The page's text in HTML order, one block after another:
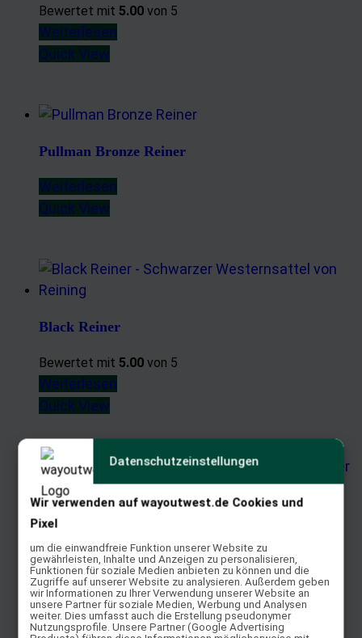
Bewertet mit 5.00 von 5
Weiterlesen
Quick View
Pullman Bronze Reiner
Weiterlesen
Quick View
Black Reiner
Bewertet mit 5.00 von 5
Weiterlesen
Quick View
Flex Fit Vario
Weiterlesen
Quick View
Datenschutzeinstellungen
Wir verwenden auf wayoutwest.de Cookies und
Pixel
um die einwandfreie Funktion unserer Website zu
gewährleisten, Inhalte und Anzeigen zu personalisieren,
Funktionen für soziale Medien anbieten zu können und die
Zugriffe auf unserer Website zu analysieren. Außerdem geben
wir Informationen zu Ihrer Verwendung unserer Website an
unsere Partner für soziale Medien, Werbung und Analysen
weiter. Dies umfasst auch die Erstellung pseudonymer
Nutzungsprofile. Unsere Partner (Google Advertising